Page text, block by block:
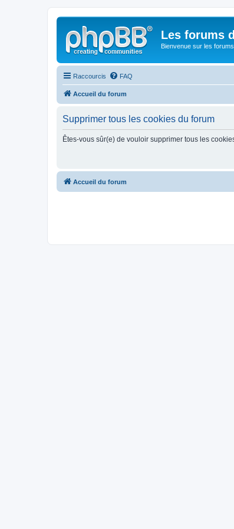
Les forums
Bienvenue sur les
Raccourcis FAQ
Accueil du forum
Supprimer tous les cookies du forum
Êtes-vous sûr(e) de vouloir supprimer tous les
Accueil du forum